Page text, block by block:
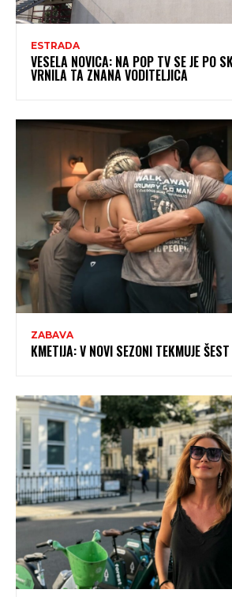
ESTRADA
VESELA NOVICA: NA POP TV SE JE PO
VRNILA TA ZNANA VODITELJICA
ZABAVA
KMETIJA: V NOVI SEZONI TEKMUJE